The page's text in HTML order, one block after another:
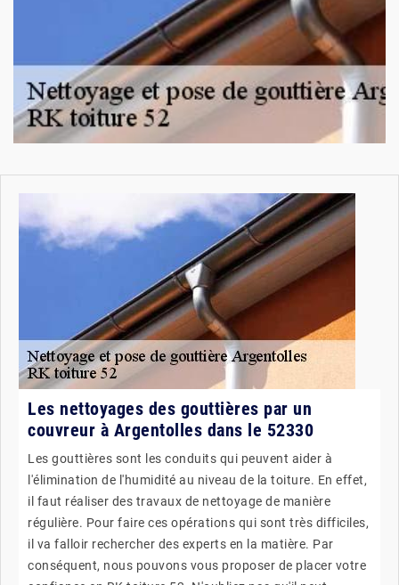
Les nettoyages des gouttières par un
couvreur à Argentolles dans le 52330
Les gouttières sont les conduits qui peuvent aider à
l'élimination de l'humidité au niveau de la toiture. En effet,
il faut réaliser des travaux de nettoyage de manière
régulière. Pour faire ces opérations qui sont très difficiles,
il va falloir rechercher des experts en la matière. Par
conséquent, nous pouvons vous proposer de placer votre